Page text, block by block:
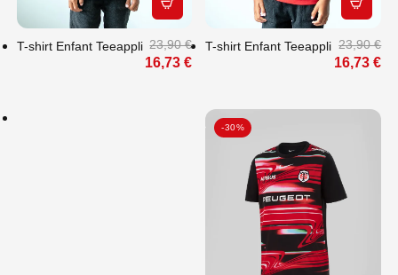
APERÇU RAPIDE
T-shirt Enfant Teeappli 23,90 €
16,73 €
T-shirt Enfant Teeappli 23,90 €
16,73 €
FAITES PLAISIR
À VOS PROCHES
: OFFREZ-LEUR
-30%